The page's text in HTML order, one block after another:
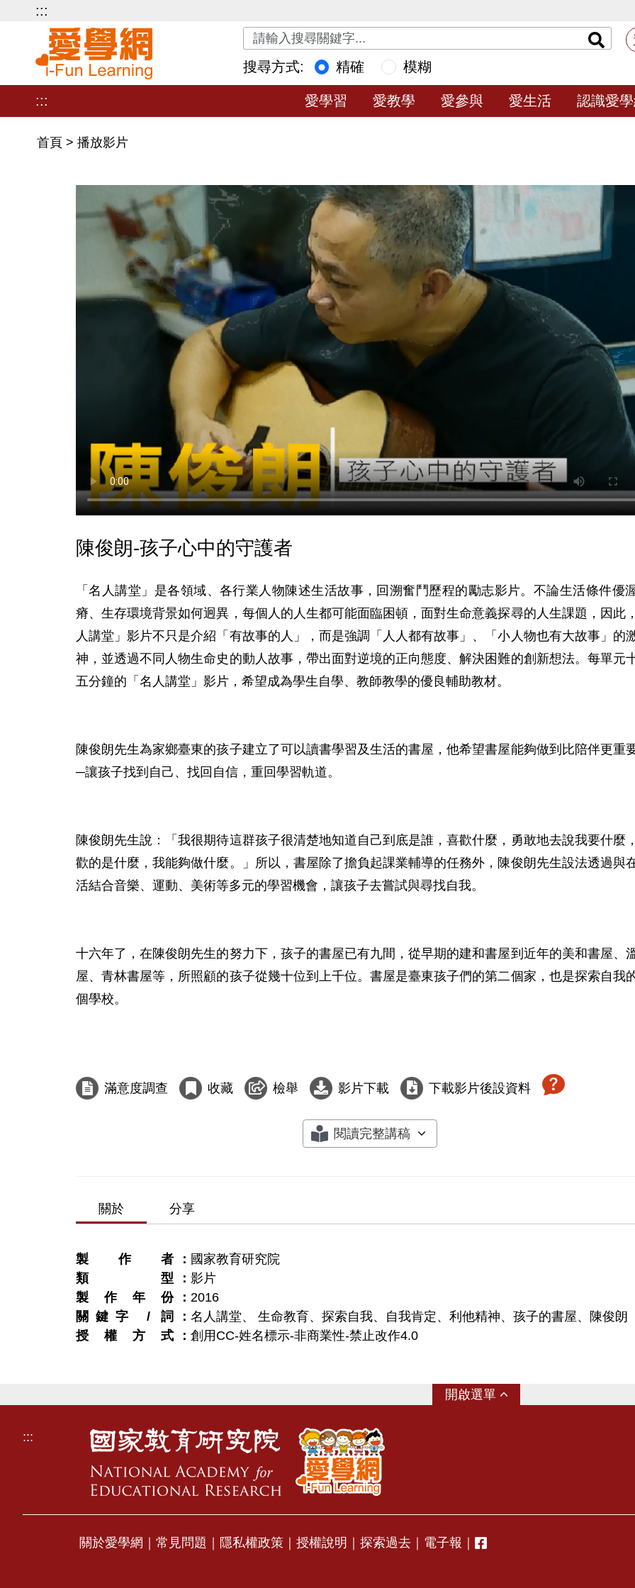
:::
關鍵字搜尋
搜尋方式:
精確 模糊
::: 愛學習 愛教學 愛參與 愛生活 認識愛
首頁 > 播放影片
陳俊朗-孩子心中的守護者
「名人講堂」是各領域、各行業人物陳述生活故事，回溯奮鬥歷程的勵志影片。不論生活條件優
瘠、生存環境背景如何迥異，每個人的人生都可能面臨困頓，面對生命意義探尋的人生課題，因此
人講堂」影片不只是介紹「有故事的人」，而是強調「人人都有故事」、「小人物也有大故事」的
神，並透過不同人物生命史的動人故事，帶出面對逆境的正向態度、解決困難的創新想法。每單元
五分鐘的「名人講堂」影片，希望成為學生自學、教師教學的優良輔助教材。
陳俊朗先生為家鄉臺東的孩子建立了可以讀書學習及生活的書屋，他希望書屋能夠做到比陪伴更重
─讓孩子找到自己、找回自信，重回學習軌道。
陳俊朗先生說：「我很期待這群孩子很清楚地知道自己到底是誰，喜歡什麼，勇敢地去說我要什麼
歡的是什麼，我能夠做什麼。」所以，書屋除了擔負起課業輔導的任務外，陳俊朗先生設法透過與
活結合音樂、運動、美術等多元的學習機會，讓孩子去嘗試與尋找自我。
十六年了，在陳俊朗先生的努力下，孩子的書屋已有九間，從早期的建和書屋到近年的美和書屋、
屋、青林書屋等，所照顧的孩子從幾十位到上千位。書屋是臺東孩子們的第二個家，也是探索自我
個學校。
滿意度調查 收藏 檢舉 影片下載 下載影片後設資料
閱讀完整講稿
關於 分享
製作者
國家教育研究院
類型
影片
製作年份
2016
關鍵字 / 詞
名人講堂、 生命教育、探索自我、自我肯定、利他精神、孩子的書屋、陳俊朗
授權方式
創用CC-姓名標示-非商業性-禁止改作4.0
選單
:::
關於愛學網 ｜ 常見問題 ｜ 隱私權政策 ｜ 授權說明 ｜ 探索過去 ｜ 電子報 ｜